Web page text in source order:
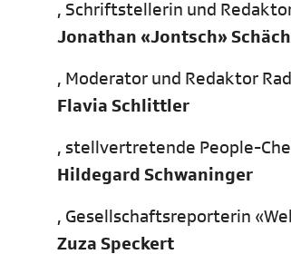
, Schriftstellerin und
Jonathan «Jontsch»
, Moderator und Redaktor
Flavia Schlittler
, stellvertretende People-
Hildegard Schwaninger
, Gesellschaftsreporterin
Zuza Speckert